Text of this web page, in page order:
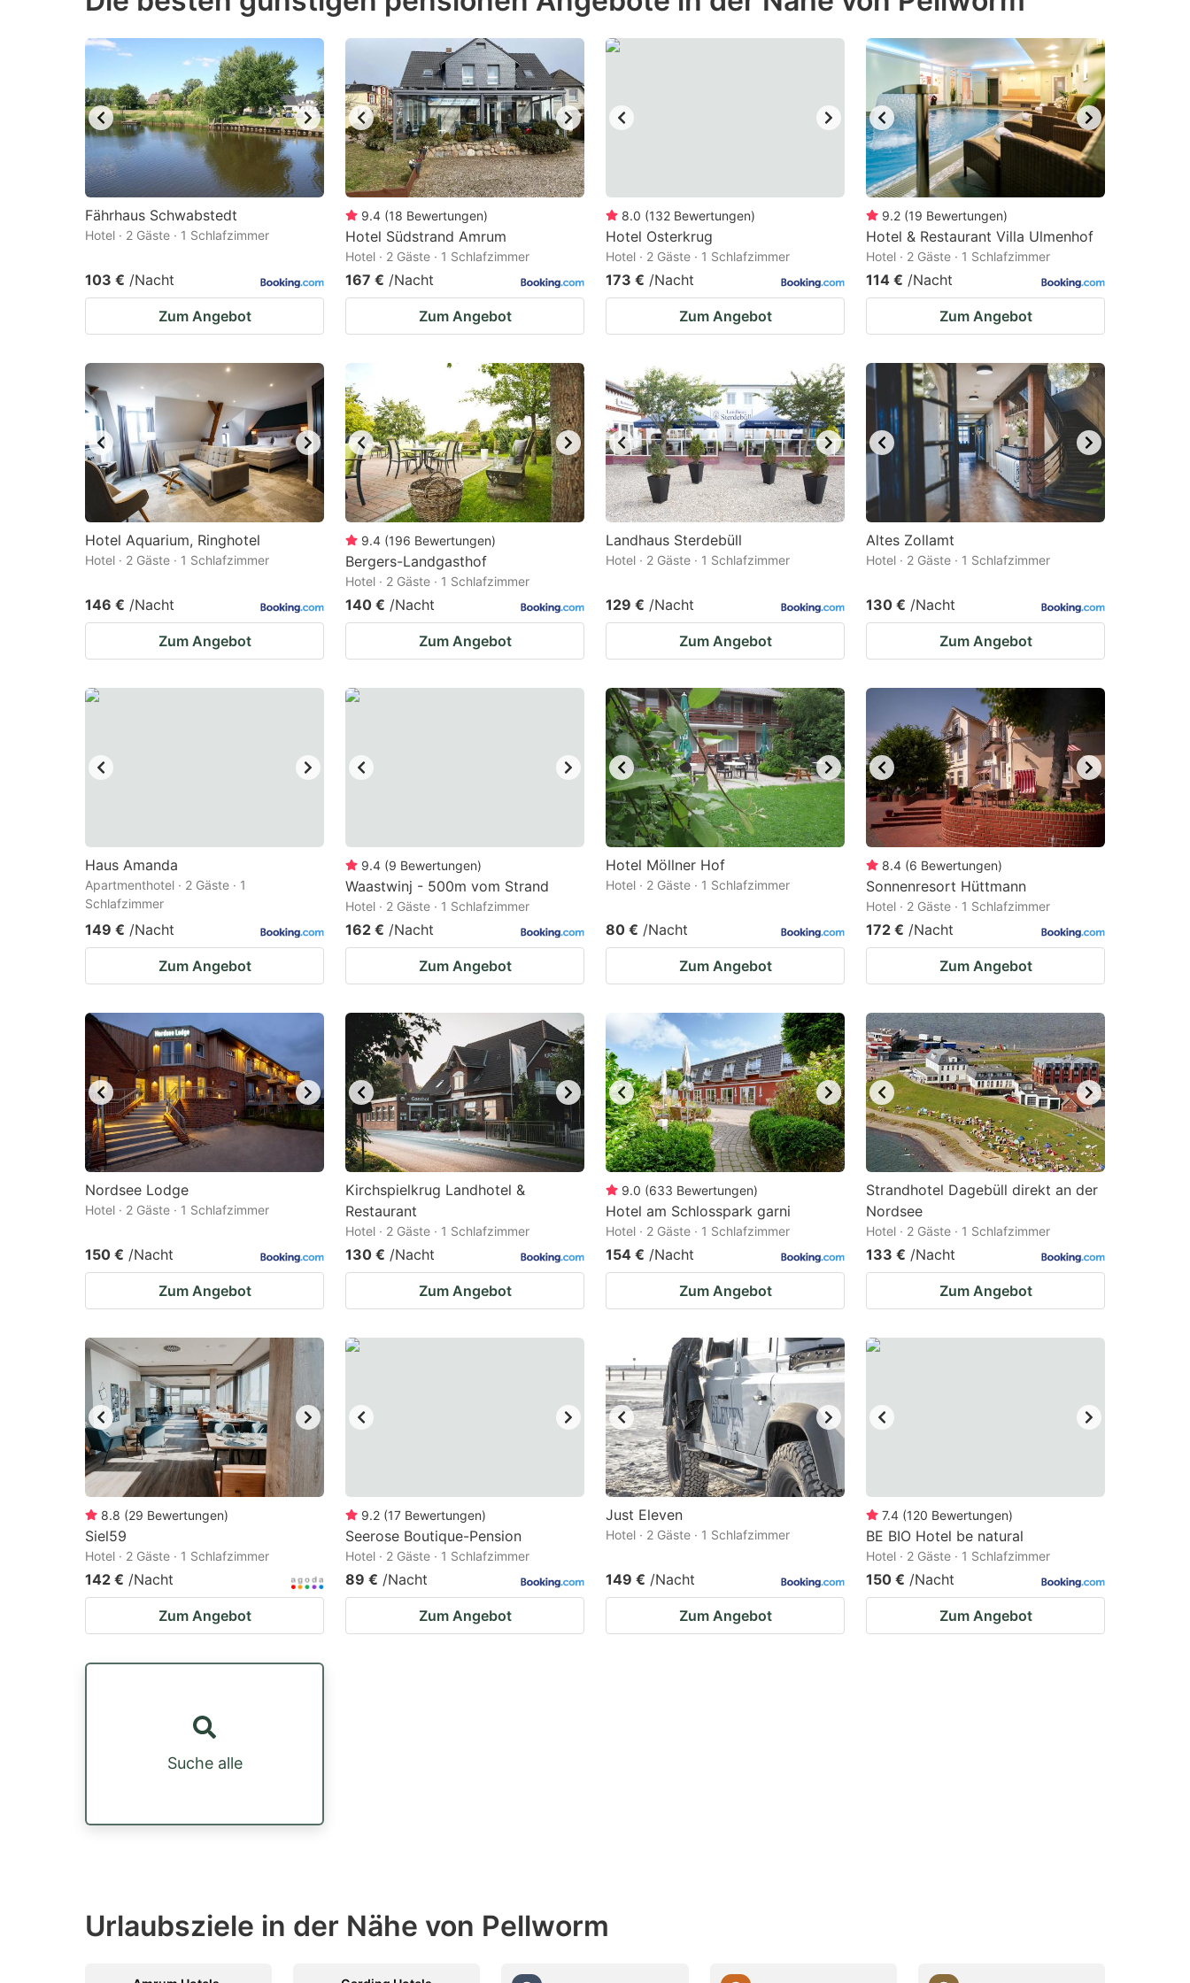
to
get
the
keyboard
shortcuts
for
dates.
mark
key
to
get
the
keyboard
shortcuts
for
changing
dates.
Fährhaus Schwabstedt
Hotel · 2 Gäste · 1 Schlafzimmer
103 € /Nacht
Zum Angebot
9.4 (18 Bewertungen)
Hotel Südstrand Amrum
Hotel · 2 Gäste · 1 Schlafzimmer
167 € /Nacht
Zum Angebot
8.0 (132 Bewertungen)
Hotel Osterkrug
Hotel · 2 Gäste · 1 Schlafzimmer
173 € /Nacht
Zum Angebot
9.2 (19 Bewertungen)
Hotel & Restaurant Villa Ulmenhof
Hotel · 2 Gäste · 1 Schlafzimmer
114 € /Nacht
Zum Angebot
Hotel Aquarium, Ringhotel
Hotel · 2 Gäste · 1 Schlafzimmer
146 € /Nacht
Zum Angebot
9.4 (196 Bewertungen)
Bergers-Landgasthof
Hotel · 2 Gäste · 1 Schlafzimmer
140 € /Nacht
Zum Angebot
Landhaus Sterdebüll
Hotel · 2 Gäste · 1 Schlafzimmer
129 € /Nacht
Zum Angebot
Altes Zollamt
Hotel · 2 Gäste · 1 Schlafzimmer
130 € /Nacht
Zum Angebot
Haus Amanda
Apartmenthotel · 2 Gäste · 1
Schlafzimmer
149 € /Nacht
Zum Angebot
9.4 (9 Bewertungen)
Waastwinj - 500m vom Strand
Hotel · 2 Gäste · 1 Schlafzimmer
162 € /Nacht
Zum Angebot
Hotel Möllner Hof
Hotel · 2 Gäste · 1 Schlafzimmer
80 € /Nacht
Zum Angebot
8.4 (6 Bewertungen)
Sonnenresort Hüttmann
Hotel · 2 Gäste · 1 Schlafzimmer
172 € /Nacht
Zum Angebot
Nordsee Lodge
Hotel · 2 Gäste · 1 Schlafzimmer
150 € /Nacht
Zum Angebot
Kirchspielkrug Landhotel &
Restaurant
Hotel · 2 Gäste · 1 Schlafzimmer
130 € /Nacht
Zum Angebot
9.0 (633 Bewertungen)
Hotel am Schlosspark garni
Hotel · 2 Gäste · 1 Schlafzimmer
154 € /Nacht
Zum Angebot
Strandhotel Dagebüll direkt an der
Nordsee
Hotel · 2 Gäste · 1 Schlafzimmer
133 € /Nacht
Zum Angebot
8.8 (29 Bewertungen)
Siel59
Hotel · 2 Gäste · 1 Schlafzimmer
142 € /Nacht
Zum Angebot
9.2 (17 Bewertungen)
Seerose Boutique-Pension
Hotel · 2 Gäste · 1 Schlafzimmer
89 € /Nacht
Zum Angebot
Just Eleven
Hotel · 2 Gäste · 1 Schlafzimmer
149 € /Nacht
Zum Angebot
7.4 (120 Bewertungen)
BE BIO Hotel be natural
Hotel · 2 Gäste · 1 Schlafzimmer
150 € /Nacht
Zum Angebot
Suche alle
Urlaubsziele in der Nähe von Pellworm